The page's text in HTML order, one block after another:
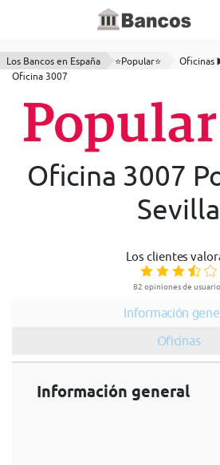
Los Bancos en España ⭐Popular⭐ Oficinas
Oficina 3007
Oficina 3007
Sevilla
Los clientes
82 opiniones de
Información
Oficinas
Información general